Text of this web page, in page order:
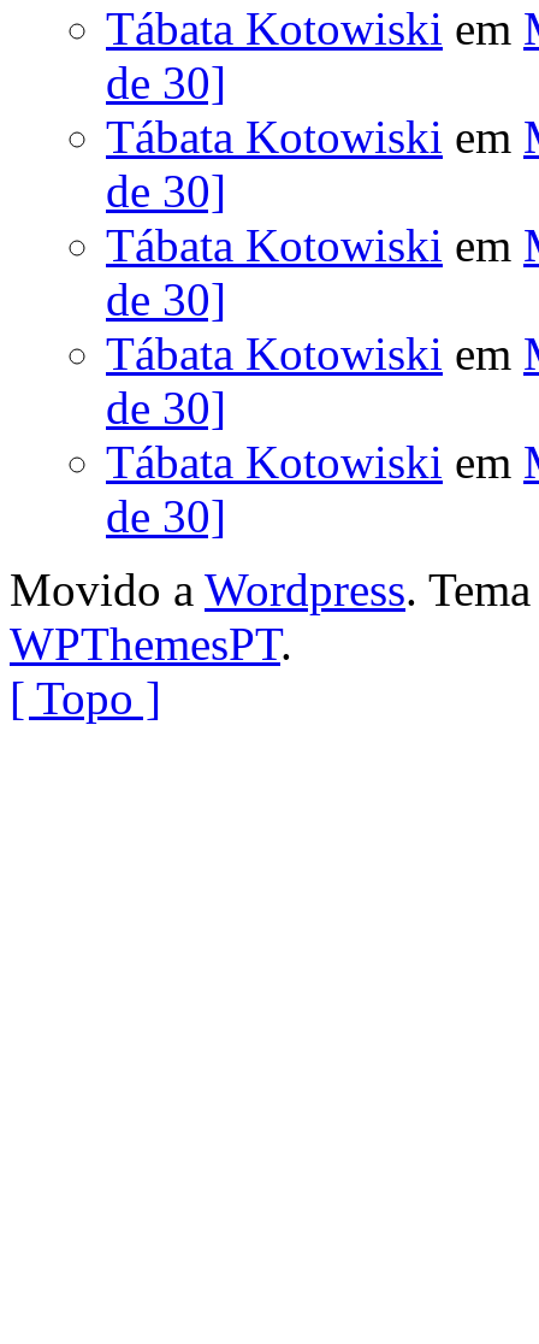
Tábata Kotowiski em
de 30]
Tábata Kotowiski em
de 30]
Tábata Kotowiski em
de 30]
Tábata Kotowiski em
de 30]
Tábata Kotowiski em
de 30]
Movido a Wordpress.
WPThemesPT.
[ Topo ]